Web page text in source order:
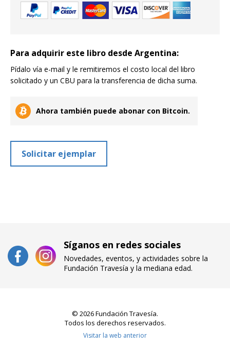
Para adquirir este libro desde Argentina:
Pídalo vía e-mail y le remitiremos el costo local del libro
solicitado y un CBU para la transferencia de dicha suma.
Ahora también puede abonar con Bitcoin.
Solicitar ejemplar
Síganos en redes sociales
Novedades, eventos, y actividades sobre la
Fundación Travesía y la mediana edad.
© 2026 Fundación Travesía.
Todos los derechos reservados.
Visitar la web anterior